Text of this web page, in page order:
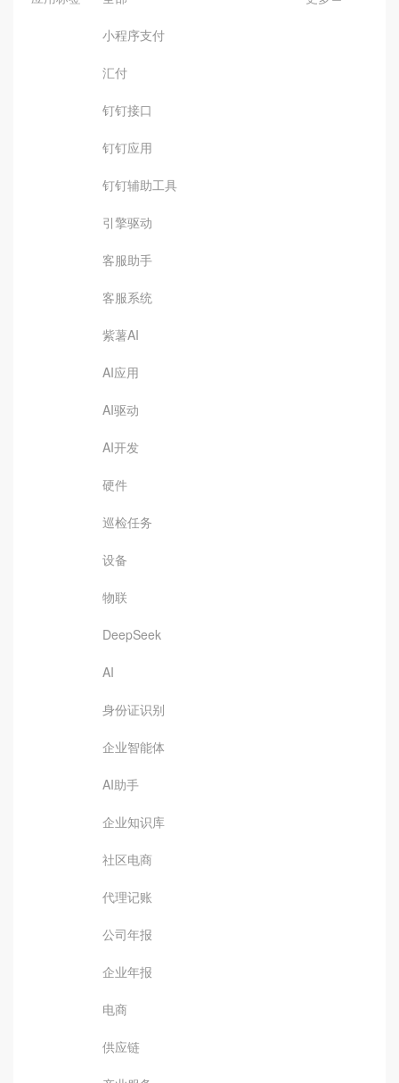
小程序支付
汇付
钉钉接口
钉钉应用
钉钉辅助工具
引擎驱动
客服助手
客服系统
紫薯AI
AI应用
AI驱动
AI开发
硬件
巡检任务
设备
物联
DeepSeek
AI
身份证识别
企业智能体
AI助手
企业知识库
社区电商
代理记账
公司年报
企业年报
电商
供应链